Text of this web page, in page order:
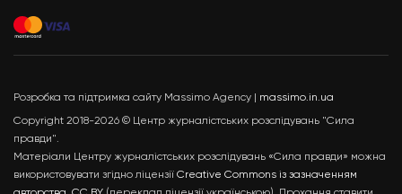
Розробка та підтримка сайту Massimo Agency | massimo.in.ua
Copyright 2018-2026 © Центр журналістських розслідувань "Сила
правди".
Матеріали Центру журналістських розслідувань «Сила правди» можна
використовувати згідно ліцензії Creative Commons із зазначенням